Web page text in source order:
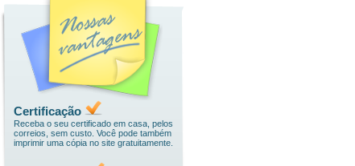
Certificação
Receba o seu certificado em casa, pelos
correios, sem custo. Você pode também
imprimir uma cópia no site gratuitamente.